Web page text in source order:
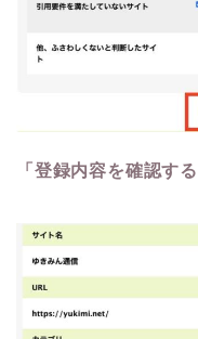
「登録内容を確認する